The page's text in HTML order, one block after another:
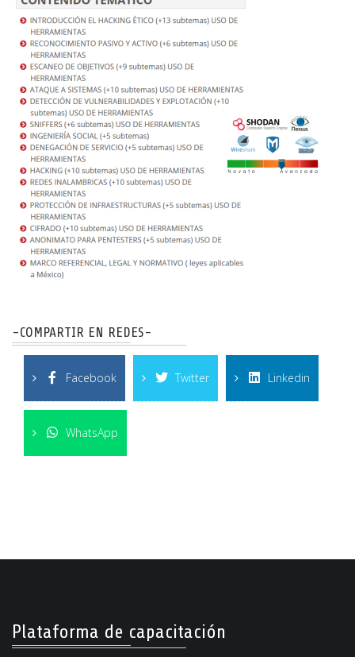
-COMPARTIR EN REDES-
Facebook Twitter Linkedin
WhatsApp
Plataforma de capacitación